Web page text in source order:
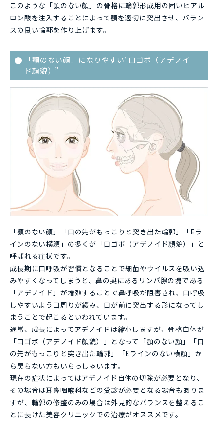
このような「顎のない顔」の骨格に輪郭形成用の固いヒアル
ロン酸を注入することによって顎を適切に突出させ、バラン
スの良い輪郭を作り上げます。
「顎のない顔」になりやすい“口ゴボ（アデノイ
ド顔貌）”
「顎のない顔」「口の先がもっこりと突き出た輪郭」「Eラ
インのない横顔」の多くが「口ゴボ（アデノイド顔貌）」と
呼ばれる症状です。
成長期に口呼吸が習慣となることで細菌やウイルスを吸い込
みやすくなってしまうと、鼻の奥にあるリンパ腺の塊である
「アデノイド」が増殖することで鼻呼吸が阻害され、口呼吸
しやすいよう口周りが緩み、口が前に突出する形になってし
まうことで起こるといわれています。
通常、成長によってアデノイドは縮小しますが、骨格自体が
「口ゴボ（アデノイド顔貌）」となって「顎のない顔」「口
の先がもっこりと突き出た輪郭」「Eラインのない横顔」か
ら戻らない方もいらっしゃいます。
現在の症状によってはアデノイド自体の切除が必要となり、
その場合は耳鼻咽喉科などの受診が必要となる場合もありま
すが、輪郭の修整のみの場合は外見的なバランスを整えるこ
とに長けた美容クリニックでの治療がオススメです。